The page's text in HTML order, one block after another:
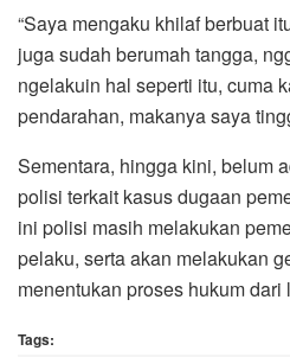
“Saya mengaku khilaf berbuat
juga sudah berumah tangga,
ngelakuin hal seperti itu, cuma
pendarahan, makanya saya
Sementara, hingga kini, belum
polisi terkait kasus dugaan
ini polisi masih melakukan
pelaku, serta akan melakukan
menentukan proses hukum dari
Tags: